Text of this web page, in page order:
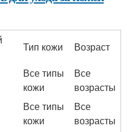
Тип кожи Возраст
Все типы
кожи
Все
возрасты
Все типы
кожи
Все
возрасты